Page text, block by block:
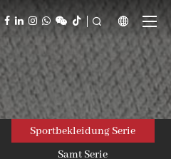
  
Sportbekleidung Serie
Samt Serie